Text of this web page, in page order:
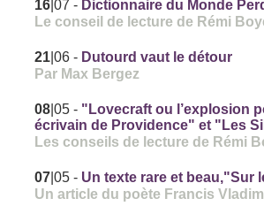
16 |07 - Dictionnaire du Monde
Le conseil de lecture de Rémi
21 |06 - Dutourd vaut le détour
Par Max Bergez
08 |05 - "Lovecraft ou l’explosion
écrivain de Providence" et "Les
Les conseils de lecture de Rémi
07 |05 - Un texte rare et beau,"Sur
Un article du poète Francis